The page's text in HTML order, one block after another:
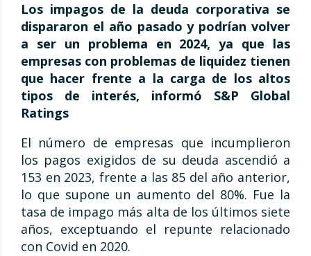
Los impagos de la deuda corporativa se
dispararon el año pasado y podrían volver
a ser un problema en 2024, ya que las
empresas con problemas de liquidez tienen
que hacer frente a la carga de los altos
tipos de interés, informó S&P Global
Ratings
El número de empresas que incumplieron
los pagos exigidos de su deuda ascendió a
153 en 2023, frente a las 85 del año anterior,
lo que supone un aumento del 80%. Fue la
tasa de impago más alta de los últimos siete
años, exceptuando el repunte relacionado
con Covid en 2020.